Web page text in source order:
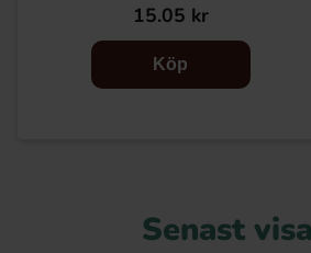
15.05 kr
Köp
Senast